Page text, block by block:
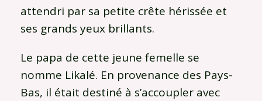
attendri par sa petite crête hérissée et
ses grands yeux brillants.
Le papa de cette jeune femelle se
nomme Likalé. En provenance des Pays-
Bas, il était destiné à s’accoupler avec